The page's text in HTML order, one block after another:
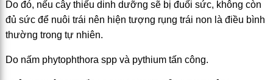
Do đó, nếu cây thiếu dinh dưỡng sẽ bị đuối sức, không còn
đủ sức để nuôi trái nên hiện tượng rụng trái non là điều bình
thường trong tự nhiên.
Do nấm phytophthora spp và pythium tấn công.